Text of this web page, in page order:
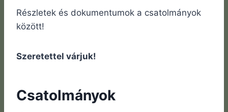
Részletek és dokumentumok a csatolmányok
között!
Szeretettel várjuk!
Csatolmányok